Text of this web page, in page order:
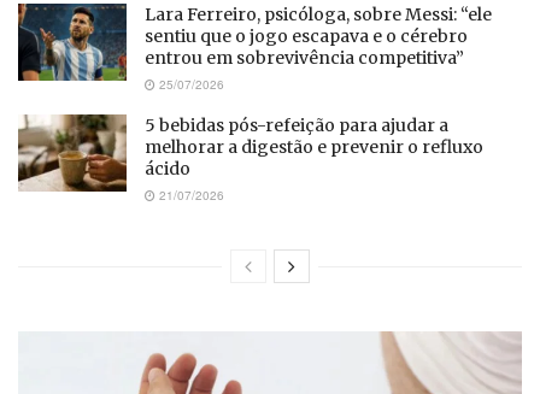
Lara Ferreiro, psicóloga, sobre Messi: “ele
sentiu que o jogo escapava e o cérebro
entrou em sobrevivência competitiva”
25/07/2026
5 bebidas pós-refeição para ajudar a
melhorar a digestão e prevenir o refluxo
ácido
21/07/2026